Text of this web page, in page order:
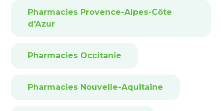
Pharmacies Provence-Alpes-Côte
d'Azur
Pharmacies Occitanie
Pharmacies Nouvelle-Aquitaine